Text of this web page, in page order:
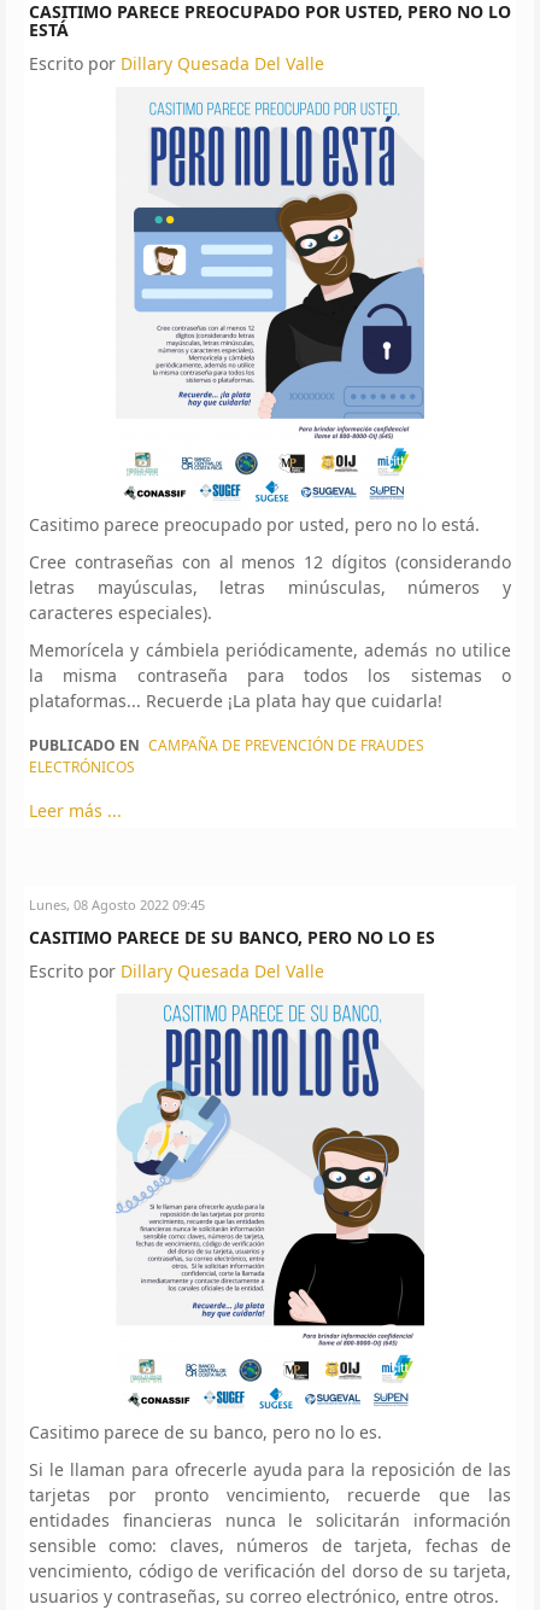
CASITIMO PARECE PREOCUPADO POR USTED, PERO NO LO
ESTÁ
Escrito por Dillary Quesada Del Valle
Casitimo parece preocupado por usted, pero no lo está.
Cree contraseñas con al menos 12 dígitos (considerando
letras mayúsculas, letras minúsculas, números y
caracteres especiales).
Memorícela y cámbiela periódicamente, además no utilice
la misma contraseña para todos los sistemas o
plataformas... Recuerde ¡La plata hay que cuidarla!
PUBLICADO EN CAMPAÑA DE PREVENCIÓN DE FRAUDES
ELECTRÓNICOS
Leer más ...
Lunes, 08 Agosto 2022 09:45
CASITIMO PARECE DE SU BANCO, PERO NO LO ES
Escrito por Dillary Quesada Del Valle
Casitimo parece de su banco, pero no lo es.
Si le llaman para ofrecerle ayuda para la reposición de las
tarjetas por pronto vencimiento, recuerde que las
entidades financieras nunca le solicitarán información
sensible como: claves, números de tarjeta, fechas de
vencimiento, código de verificación del dorso de su tarjeta,
usuarios y contraseñas, su correo electrónico, entre otros.